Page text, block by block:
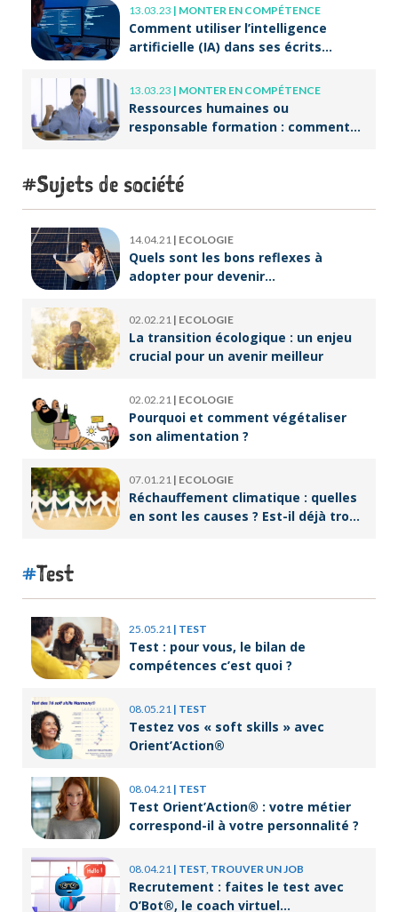
13.03.23 | MONTER EN COMPÉTENCE
Comment utiliser l’intelligence
artificielle (IA) dans ses écrits
13.03.23 | MONTER EN COMPÉTENCE
Ressources humaines ou
responsable formation : comment
Sujets de société
14.04.21 | ECOLOGIE
Quels sont les bons reflexes à
adopter pour devenir
02.02.21 | ECOLOGIE
La transition écologique : un enjeu
crucial pour un avenir meilleur
02.02.21 | ECOLOGIE
Pourquoi et comment végétaliser
son alimentation ?
07.01.21 | ECOLOGIE
Réchauffement climatique : quelles
en sont les causes ? Est-il déjà trop
Test
25.05.21 | TEST
Test : pour vous, le bilan de
compétences c’est quoi ?
08.05.21 | TEST
Testez vos « soft skills » avec
Orient’Action®
08.04.21 | TEST
Test Orient’Action® : votre métier
correspond-il à votre personnalité ?
08.04.21 | TEST, TROUVER UN JOB
Recrutement : faites le test avec
O’Bot®, le coach virtuel